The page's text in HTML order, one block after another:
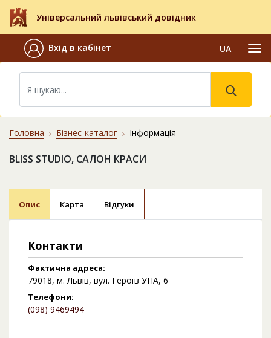
Універсальний львівський довідник
Вхід в кабінет UA
Головна Бізнес-каталог Інформація
BLISS STUDIO, САЛОН КРАСИ
Опис Карта Відгуки
Контакти
Фактична адреса:
79018, м. Львів, вул. Героїв УПА, 6
Телефони:
(098) 9469494